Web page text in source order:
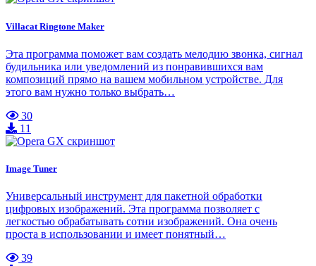
Villacat Ringtone Maker
Эта программа поможет вам создать мелодию звонка, сигнал
будильника или уведомлений из понравившихся вам
композиций прямо на вашем мобильном устройстве. Для
этого вам нужно только выбрать…
30
11
Image Tuner
Универсальный инструмент для пакетной обработки
цифровых изображений. Эта программа позволяет с
легкостью обрабатывать сотни изображений. Она очень
проста в использовании и имеет понятный…
39